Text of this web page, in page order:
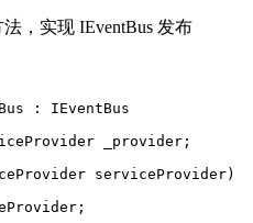
，实现 IEventBus 发布
: IEventBus
_provider;
serviceProvider)